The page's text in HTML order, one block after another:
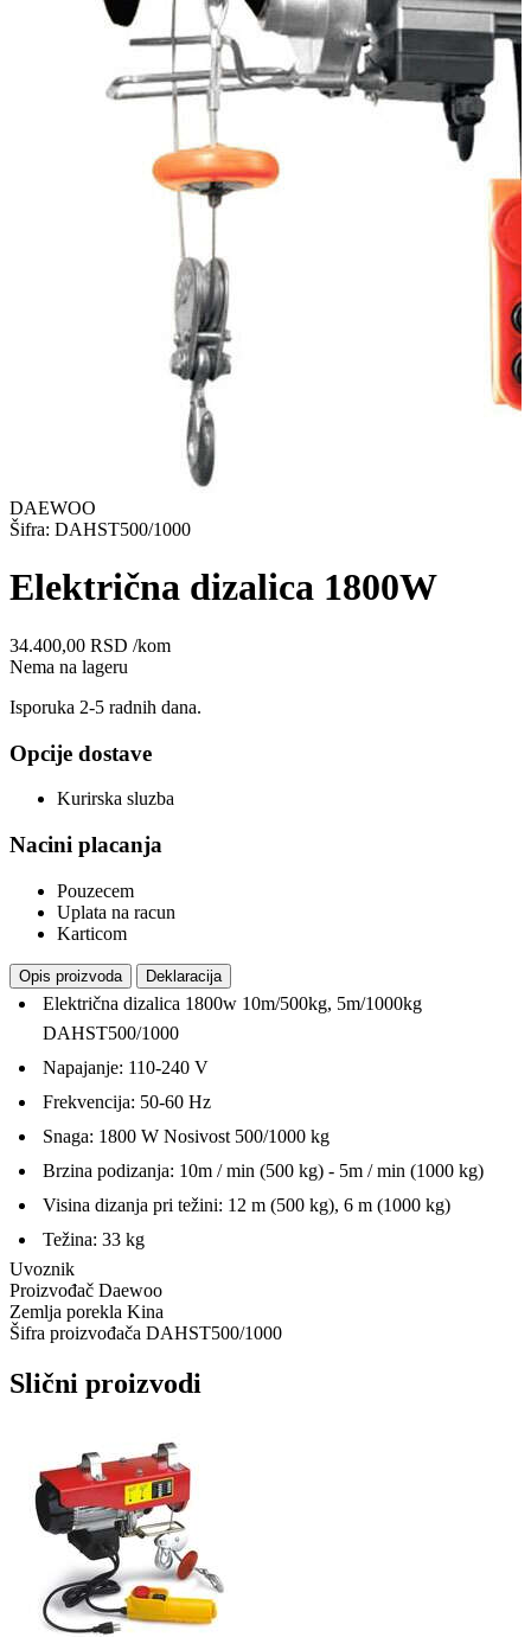
DAEWOO
Šifra: DAHST500/1000
Električna dizalica 1800W
34.400,00 RSD /kom
Nema na lageru
Isporuka 2-5 radnih dana.
Opcije dostave
Kurirska sluzba
Nacini placanja
Pouzecem
Uplata na racun
Karticom
Opis proizvoda Deklaracija
Električna dizalica 1800w 10m/500kg, 5m/1000kg
DAHST500/1000
Napajanje: 110-240 V
Frekvencija: 50-60 Hz
Snaga: 1800 W Nosivost 500/1000 kg
Brzina podizanja: 10m / min (500 kg) - 5m / min (1000 kg)
Visina dizanja pri težini: 12 m (500 kg), 6 m (1000 kg)
Težina: 33 kg
Uvoznik
Proizvođač Daewoo
Zemlja porekla Kina
Šifra proizvođača DAHST500/1000
Slični proizvodi